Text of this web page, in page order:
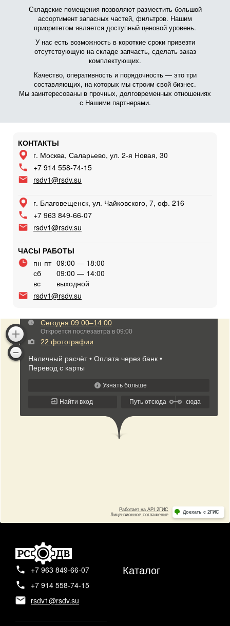
Складские помещения позволяют разместить большой
ассортимент запасных частей, фильтров. Нашим
приоритетом является доступный ценовой уровень.
У нас есть возможность в короткие сроки привезти
отсутствующую на складе запчасть, сделать заказ
комплектующих.
Качество, оперативность и порядочность — это три
составляющих, на которых мы строим свой бизнес.
Мы заинтересованы в прочных, долговременных отношениях
с Нашими партнерами.
КОНТАКТЫ
г. Москва, Саларьево, ул. 2-я Новая, 30
+7 914 558-74-15
rsdv1@rsdv.su
г. Благовещенск, ул. Чайковского, 7, оф. 216
+7 963 849-66-07
rsdv1@rsdv.su
ЧАСЫ РАБОТЫ
пн-пт 09:00 — 18:00
сб
09:00 — 14:00
вс
выходной
rsdv1@rsdv.su
+7 963 849-66-07
+7 914 558-74-15
rsdv1@rsdv.su
Каталог